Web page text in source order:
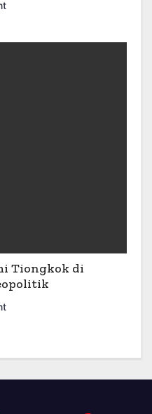
Tiongkok di